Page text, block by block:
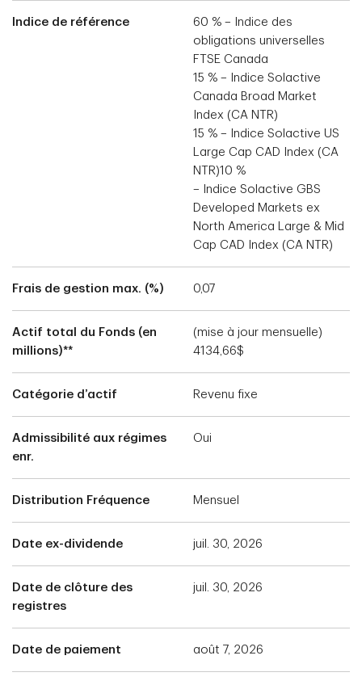
Indice de référence
60 % – Indice des
obligations universelles
FTSE Canada
15 % – Indice Solactive
Canada Broad Market
Index (CA NTR)
15 % – Indice Solactive US
Large Cap CAD Index (CA
NTR)10 %
– Indice Solactive GBS
Developed Markets ex
North America Large & Mid
Cap CAD Index (CA NTR)
Frais de gestion max. (%) 0,07
Actif total du Fonds (en
millions)**
(mise à jour mensuelle)
4134,66$
Catégorie d’actif Revenu fixe
Admissibilité aux régimes
enr.
Oui
Distribution Fréquence Mensuel
Date ex-dividende juil. 30, 2026
Date de clôture des
registres
juil. 30, 2026
Date de paiement août 7, 2026